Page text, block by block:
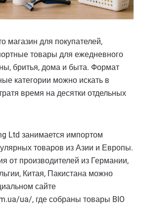
магазин для покупателей,
товары для ежедневного
бритья, дома и быта. Формат
категории можно искать в
время на десятки отдельных
Ltd занимается импортом
товаров из Азии и Европы.
от производителей из Германии,
Китая, Пакистана можно
сайте
ua/, где собраны товары BIO